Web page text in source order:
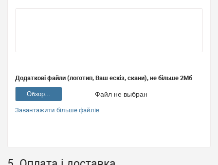
Додаткові файли (логотип, Ваш ескіз, скани), не більше 2Мб
Файл не выбран
Обзор...
Завантажити більше файлів